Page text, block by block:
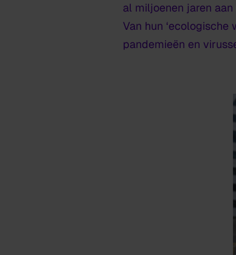
al miljoenen jaren
Van hun
pandemieën en